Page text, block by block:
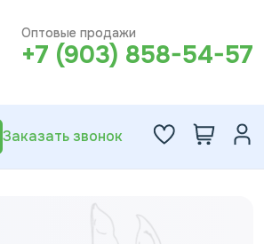
Оптовые продажи
+7 (903) 858-54-57
Заказать звонок